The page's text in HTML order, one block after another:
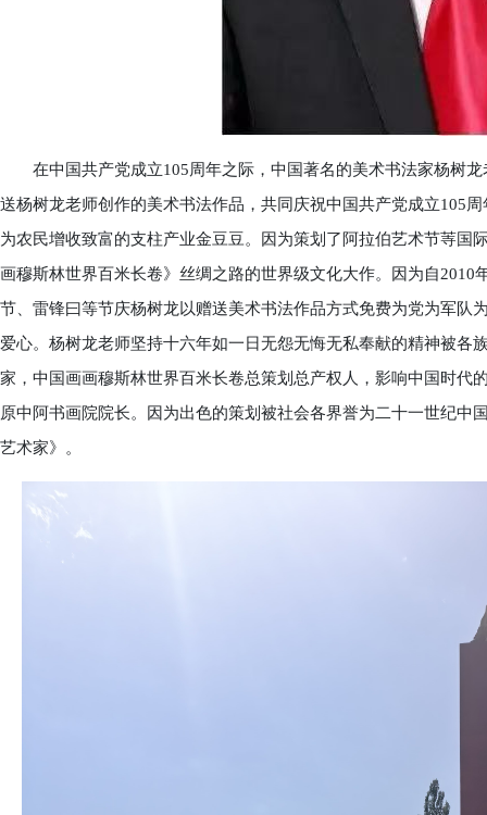
在中国共产党成立105周年之际，中国著名的美术书法家杨树龙
送杨树龙老师创作的美术书法作品，共同庆祝中国共产党成立105
为农民增收致富的支柱产业金豆豆。因为策划了阿拉伯艺术节䓁国
画穆斯林世界百米长卷》丝绸之路的世界级文化大作。因为自
节、雷锋曰等节庆杨树龙以赠送美术书法作品方式免费为党为军队
爱心。杨树龙老师坚持十六年如一日无怨无悔无私奉献的精神被各
家，中国画画穆斯林世界百米长卷总策划总产权人，影响中国时代
原中阿书画院院长。因为出色的策划被社会各界誉为二十一世纪
艺术家》。